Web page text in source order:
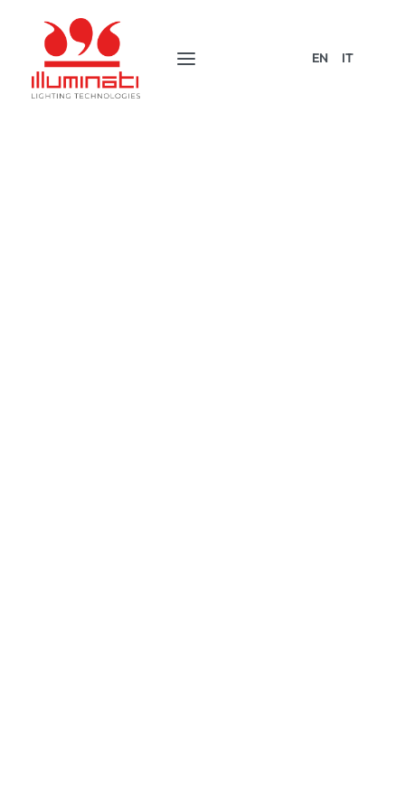
EN IT